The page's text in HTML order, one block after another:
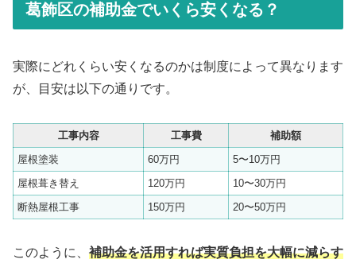
葛飾区の補助金でいくら安くなる？
実際にどれくらい安くなるのかは制度によって異なります
が、目安は以下の通りです。
工事内容 工事費
補助額
屋根塗装
60万円
5〜10万円
屋根葺き替え
120万円
10〜30万円
断熱屋根工事
150万円 20〜50万円
このように、 補助金を活用すれば実質負担を大幅に減らす